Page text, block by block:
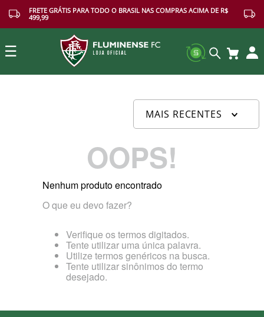
FRETE GRÁTIS PARA TODO O BRASIL NAS COMPRAS ACIMA DE R$
499,99
☰
MAIS RECENTES
OOPS!
Nenhum produto encontrado
O que eu devo fazer?
Verifique os termos digitados.
Tente utilizar uma única palavra.
Utilize termos genéricos na busca.
Tente utilizar sinônimos do termo
desejado.